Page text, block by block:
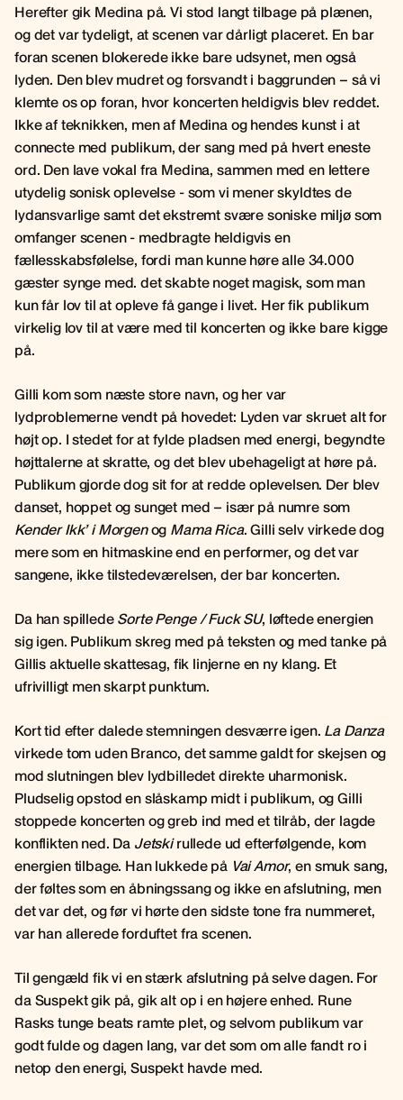
Herefter gik Medina på. Vi stod langt tilbage på plænen,
og det var tydeligt, at scenen var dårligt placeret. En bar
foran scenen blokerede ikke bare udsynet, men også
lyden. Den blev mudret og forsvandt i baggrunden – så vi
klemte os op foran, hvor koncerten heldigvis blev reddet.
Ikke af teknikken, men af Medina og hendes kunst i at
connecte med publikum, der sang med på hvert eneste
ord. Den lave vokal fra Medina, sammen med en lettere
utydelig sonisk oplevelse - som vi mener skyldtes de
lydansvarlige samt det ekstremt svære soniske miljø som
omfanger scenen - medbragte heldigvis en
fællesskabsfølelse, fordi man kunne høre alle 34.000
gæster synge med. det skabte noget magisk, som man
kun får lov til at opleve få gange i livet. Her fik publikum
virkelig lov til at være med til koncerten og ikke bare kigge
på.
Gilli kom som næste store navn, og her var
lydproblemerne vendt på hovedet: Lyden var skruet alt for
højt op. I stedet for at fylde pladsen med energi, begyndte
højttalerne at skratte, og det blev ubehageligt at høre på.
Publikum gjorde dog sit for at redde oplevelsen. Der blev
danset, hoppet og sunget med – især på numre som
Kender Ikk’ i Morgenog Mama Rica. Gilli selv virkede dog
mere som en hitmaskine end en performer, og det var
sangene, ikke tilstedeværelsen, der bar koncerten.
Da han spilledeSorte Penge / Fuck SU, løftede energien
sig igen. Publikum skreg med på teksten og med tanke på
Gillis aktuelle skattesag, fik linjerne en ny klang. Et
ufrivilligt men skarpt punktum.
Kort tid efter dalede stemningen desværre igen. La Danza
virkede tom uden Branco, det samme galdt for skejsen og
mod slutningen blev lydbilledet direkte uharmonisk.
Pludselig opstod en slåskamp midt i publikum, og Gilli
stoppede koncerten og greb ind med et tilråb, der lagde
konflikten ned. Da Jetskirullede ud efterfølgende, kom
energien tilbage. Han lukkede på Vai Amor, en smuk sang,
der føltes som en åbningssang og ikke en afslutning, men
det var det, og før vi hørte den sidste tone fra nummeret,
var han allerede forduftet fra scenen.
Til gengæld fik vi en stærk afslutning på selve dagen. For
da Suspekt gik på, gik alt op i en højere enhed. Rune
Rasks tunge beats ramte plet, og selvom publikum var
godt fulde og dagen lang, var det som om alle fandt ro i
netop den energi, Suspekt havde med.